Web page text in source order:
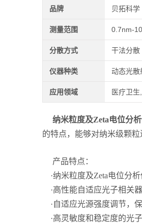
品牌 贝拓科学
测量范围 0.7nm-
分散方式 干法分散
仪器种类 动态光散
应用领域 医疗卫
纳米粒度及Zeta电位分
的特点，能够对纳米级颗
产品特点：
·纳米粒度及Zeta电位分
·高性能自适应光子相关
·自适应光源强度调节，
·高灵敏度和稳定度的光